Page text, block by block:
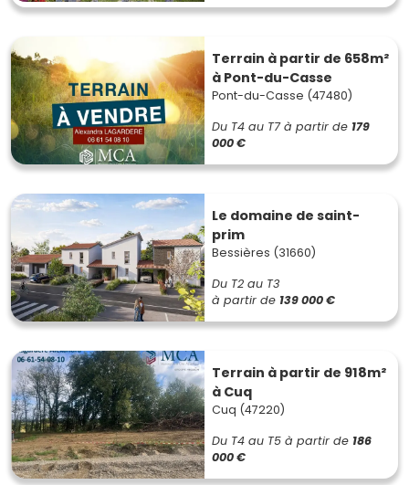
Terrain à partir de 658m²
à Pont-du-Casse
Pont-du-Casse (47480)
Du T4 au T7 à partir de 179
000 €
Le domaine de saint-
prim
Bessières (31660)
Du T2 au T3
à partir de 139 000 €
Terrain à partir de 918m²
à Cuq
Cuq (47220)
Du T4 au T5 à partir de 186
000 €